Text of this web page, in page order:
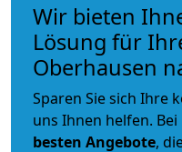
Wir bieten
Lösung für
Oberhausen
Sparen Sie sich Ihre
uns Ihnen helfen.
besten Angebote,